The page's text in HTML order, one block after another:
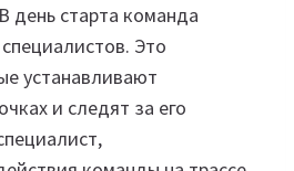
день старта команда
Это
устанавливают
и следят за его